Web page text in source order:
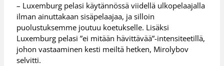
– Luxemburg pelasi käytännössä viidellä ulkopelaajalla
ilman ainuttakaan sisäpelaajaa, ja silloin
puolustuksemme joutuu koetukselle. Lisäksi
Luxemburg pelasi ”ei mitään hävittävää”-intensiteetillä,
johon vastaaminen kesti meiltä hetken, Mirolybov
selvitti.